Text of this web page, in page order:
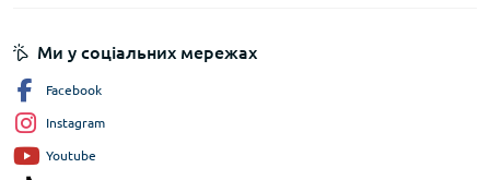
Ми у соціальних мережах
Facebook
Instagram
Youtube